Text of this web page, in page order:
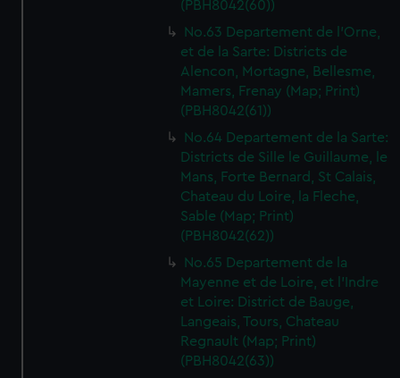
We’d like to use additional cookies to remember your
preferences, understand how our website is used, and to
help us improve it. We may also use cookies to tailor our
marketing to your interests and deliver embedded content
from third-party sources. You can choose to allow all
cookies, change your preferences or opt-out at any time.
(PBH8042(60))
No.63 Departement de l'Orne,
et de la Sarte: Districts de
Alencon, Mortagne, Bellesme,
Mamers, Frenay (Map; Print)
(PBH8042(61))
No.64 Departement de la Sarte:
Districts de Sille le Guillaume, le
Mans, Forte Bernard, St Calais,
Chateau du Loire, la Fleche,
Sable (Map; Print)
(PBH8042(62))
No.65 Departement de la
Mayenne et de Loire, et l'Indre
et Loire: District de Bauge,
Langeais, Tours, Chateau
Regnault (Map; Print)
(PBH8042(63))